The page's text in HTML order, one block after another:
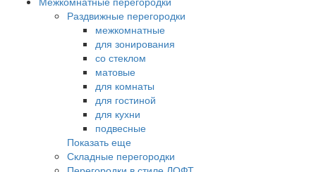
Раздвижные перегородки
межкомнатные
для зонирования
со стеклом
матовые
для комнаты
для гостиной
для кухни
подвесные
Показать еще
Складные перегородки